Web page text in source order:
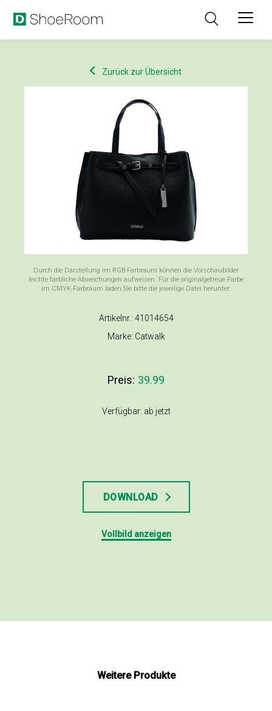
Zurück zur Übersicht
Durch die Darstellung im RGB-Farbraum können die Vorschaubilder
leichte farbliche Abweichungen aufweisen. Für die originalgetreue Farbe
im CMYK-Farbraum laden Sie bitte die jeweilige Datei herunter.
Artikelnr.: 41014654
Marke: Catwalk
Preis: 39.99
Verfügbar: ab jetzt
DOWNLOAD
Vollbild anzeigen
Weitere Produkte